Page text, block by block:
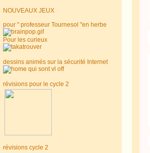
NOUVEAUX JEUX
pour " professeur Tournesol "en herbe
Pour les curieux
dessins animés sur la sécurité Internet
révisions pour le cycle 2
révisions cycle 2